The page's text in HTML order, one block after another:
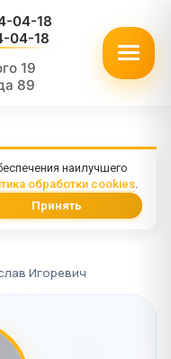
04-18
04-18
19
89
наилучшего
обработки cookies.
Принять
Игоревич